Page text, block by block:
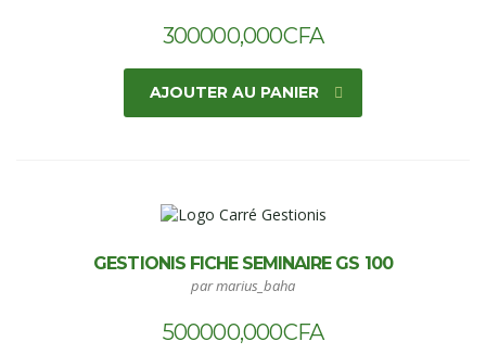
300000,000CFA
AJOUTER AU PANIER
GESTIONIS FICHE SEMINAIRE GS 100
par marius_baha
500000,000CFA